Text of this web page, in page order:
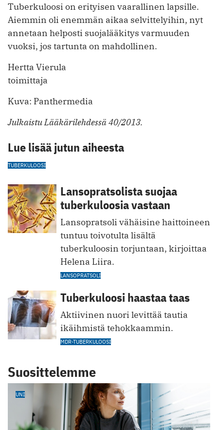
Tuberkuloosi on erityisen vaarallinen lapsille.
Aiemmin oli enemmän aikaa ­selvittelyihin, nyt
annetaan helposti suojalääkitys varmuuden
vuoksi, jos ­tartunta on mahdollinen.
Hertta Vierula
toimittaja
Kuva: Panthermedia
Julkaistu Lääkärilehdessä 40/2013.
Lue lisää jutun aiheesta
TUBERKULOOSI
Lansopratsolista suojaa
tuberkuloosia vastaan
Lansopratsoli vähäisine haittoineen
tuntuu toivotulta lisältä
tuberkuloosin torjuntaan, kirjoittaa
Helena Liira.
LANSOPRATSOLI
Tuberkuloosi haastaa taas
Aktiivinen nuori levittää tautia
ikäihmistä tehokkaammin.
MDR-TUBERKULOOSI
Suosittelemme
UNI